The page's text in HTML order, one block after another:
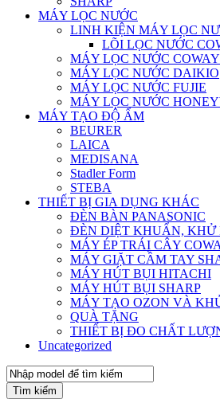
MÁY LỌC NƯỚC
LINH KIỆN MÁY LỌC
LÕI LỌC NƯỚC
MÁY LỌC NƯỚC COWAY
MÁY LỌC NƯỚC DAIKIO
MÁY LỌC NƯỚC FUJIE
MÁY LỌC NƯỚC
MÁY TẠO ĐỘ ẨM
BEURER
LAICA
MEDISANA
Stadler Form
STEBA
THIẾT BỊ GIA DỤNG KHÁC
ĐÈN BÀN PANASONIC
ĐÈN DIỆT KHUẨN, KHỬ
MÁY ÉP TRÁI CÂY
MÁY GIẶT CẦM TAY
MÁY HÚT BỤI HITACHI
MÁY HÚT BỤI SHARP
MÁY TẠO OZON VÀ
QUÀ TẶNG
THIẾT BỊ ĐO CHẤT
Uncategorized
Tìm kiếm